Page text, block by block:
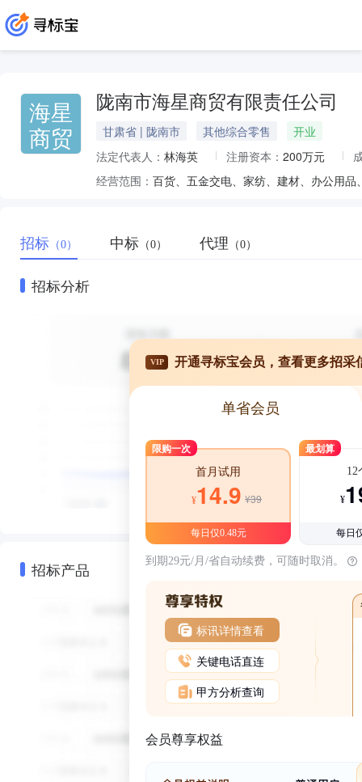
海星
商贸
陇南市海星商贸有限责任公司
甘肃省 | 陇南市 其他综合零售
开业
法定代表人： 林海英 注册资本： 200万元
经营范围：
招标 （0） 中标 （0） 代理 （0）
招标分析
招标产品
VIP 开通寻标宝会员，查看更多招采
单省会员
限购一次
首月试用
¥14.9 ¥39
每日仅0.48元
最划算
12
¥
每日
到期29元/月/省自动续费，可随时取消。
标讯详情查看
关键电话直连
甲方分析查询
会员尊享权益